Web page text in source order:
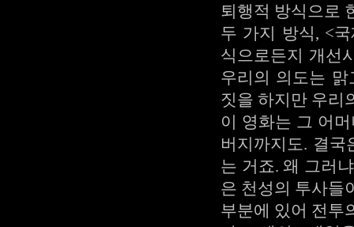
퇴행적 방식으로
두 가지 방식, <
식으로든지 개선
우리의 의도는
짓을 하지만 우리
이 영화는 그 어
버지까지도. 결
는 거죠. 왜 그러
은 천성의 투사들
부분에 있어 전투